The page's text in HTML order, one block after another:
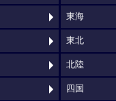
東海
東北
北陸
四国